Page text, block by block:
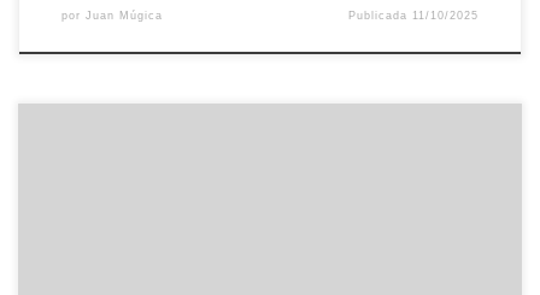
por Juan Múgica Publicada 11/10/2025